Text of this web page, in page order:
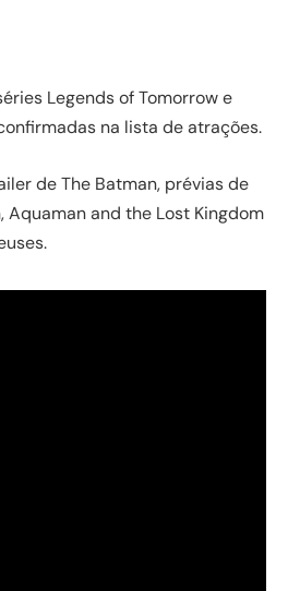
Legends of Tomorrow e
na lista de atrações.
de The Batman, prévias de
Aquaman and the Lost Kingdom